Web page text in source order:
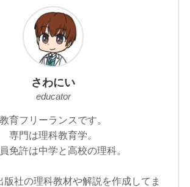
さわにい
educator
教育フリーランスです。
専門は理科教育学。
免許は中学と高校の理科。
版社の理科教材や解説を作成してま